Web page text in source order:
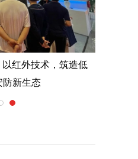
红外技术，筑造低
防新生态